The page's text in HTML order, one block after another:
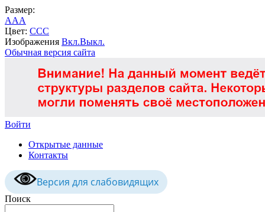
Размер:
AAA
Цвет: CCC
Изображения Вкл.Выкл.
Обычная версия сайта
Войти
Открытые данные
Контакты
Версия для слабовидящих
Поиск